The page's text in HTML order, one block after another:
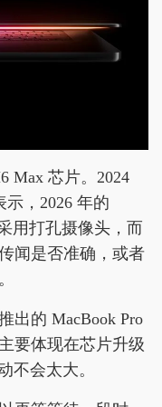
Max 芯片。2024
示，2026 年的
用打孔摄像头，而
闻是否准确，或者
出的 MacBook Pro
要体现在芯片升级
不会太大。